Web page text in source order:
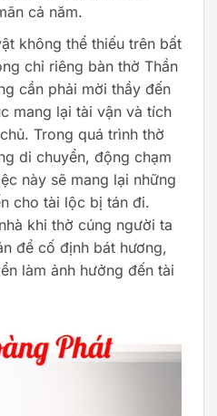
cả năm.
không thể thiếu trên bất
chỉ riêng bàn thờ Thần
cần phải mời thầy đến
mang lại tài vận và tích
Trong quá trình thờ
di chuyển, động chạm
này sẽ mang lại những
cho tài lộc bị tán đi.
khi thờ cúng người ta
để cố định bát hương,
làm ảnh hưởng đến tài